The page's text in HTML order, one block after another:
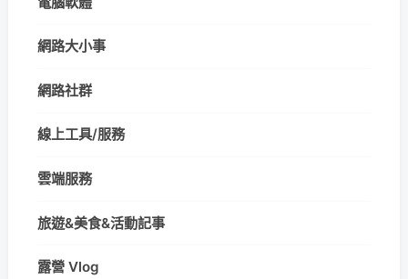
網路大小事
網路社群
線上工具/服務
雲端服務
旅遊&美食&活動記事
露營 Vlog